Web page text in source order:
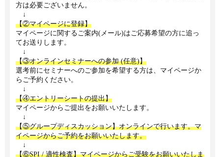
方は必要ございません。
↓
【②マイページに登録】
マイページに関するご案内(メール)はご応募希望の方に追っ
てお送りします。
↓
【③オンラインセミナーへの参加 (任意)】
選考前にセミナーへのご参加を希望する方は、マイページか
らご予約ください。
↓
【④エントリーシートの提出】
マイページからご提出をお願いいたします。
↓
【⑤グループディスカッション】オンラインで行います。マ
イページからご予約をお願いいたします。
↓
【⑥SPI / 適性検査】マイページからご受験をお願いいたしま